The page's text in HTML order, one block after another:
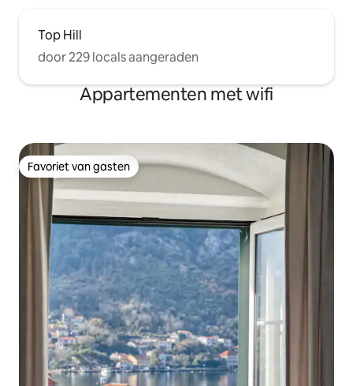
Top Hill
door 229 locals aangeraden
Appartementen met wifi
Favoriet van gasten
Favoriet van gasten